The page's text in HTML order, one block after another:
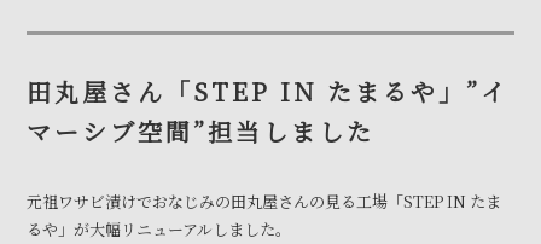
田丸屋さん「STEP IN たまるや」”イ
マーシブ空間”担当しました
元祖ワサビ漬けでおなじみの田丸屋さんの見る工場「STEP IN たま
るや」が大幅リニューアルしました。